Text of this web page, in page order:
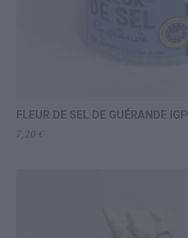
FLEUR DE SEL DE GUÉRANDE IGP
7,20 €